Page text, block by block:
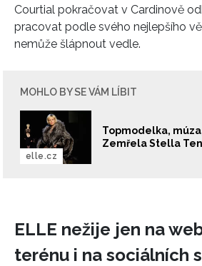
Courtial pokračovat v Cardinově
pracovat podle svého nejlepšího
nemůže šlápnout vedle.
MOHLO BY SE VÁM LÍBIT
Topmodelka,
Zemřela Stella
elle.cz
ELLE nežije jen na
terénu i na sociálních